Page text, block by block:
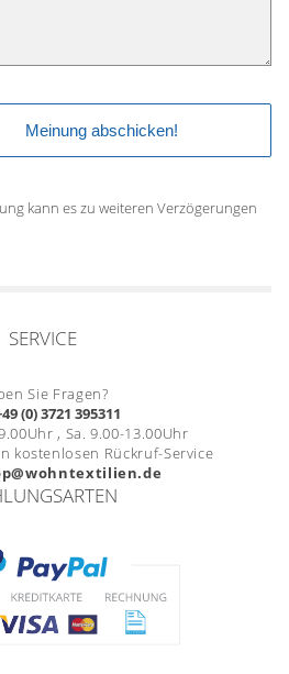
kann es zu weiteren Verzögerungen
SERVICE
Sie Fragen?
(0) 3721 395311
, Sa. 9.00-13.00Uhr
kostenlosen Rückruf-Service